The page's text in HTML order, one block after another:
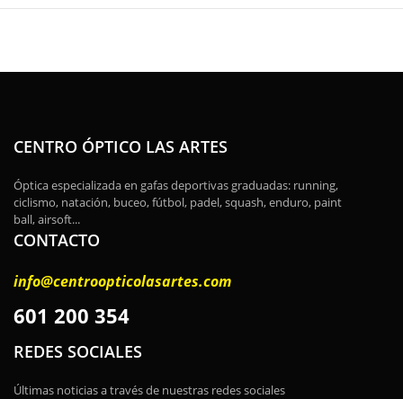
CENTRO ÓPTICO LAS ARTES
Óptica especializada en gafas deportivas graduadas: running,
ciclismo, natación, buceo, fútbol, padel, squash, enduro, paint
ball, airsoft...
CONTACTO
info@centroopticolasartes.com
601 200 354
REDES SOCIALES
Últimas noticias a través de nuestras redes sociales